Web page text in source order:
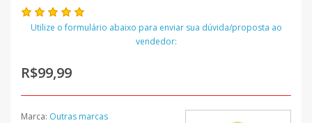
Utilize o formulário abaixo para enviar sua dúvida/proposta ao
vendedor:
R$99,99
Marca: Outras marcas